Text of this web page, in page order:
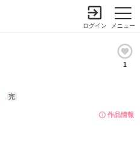
メニュー
ログイン
1
作品情報
完